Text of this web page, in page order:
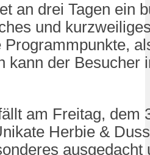
an drei Tagen ein
und
Programmpunkte,
kann der Besucher
am Freitag, dem
Herbie &
ausgedacht